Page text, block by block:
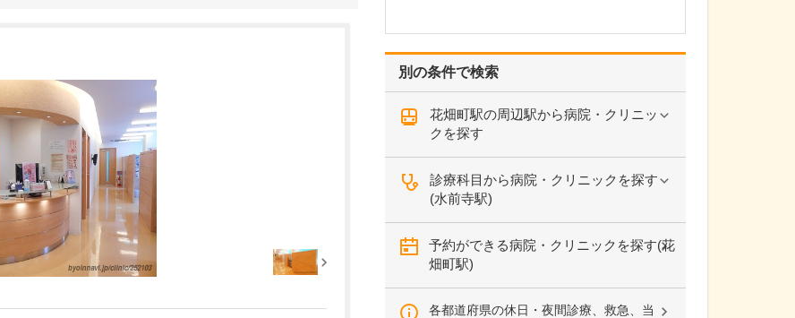
別の条件で検索
花畑町駅の周辺駅から病院・クリニッ
クを探す
診療科目から病院・クリニックを探す
(水前寺駅)
予約ができる病院・クリニックを探す(花
畑町駅)
各都道府県の休日・夜間診療、救急、当